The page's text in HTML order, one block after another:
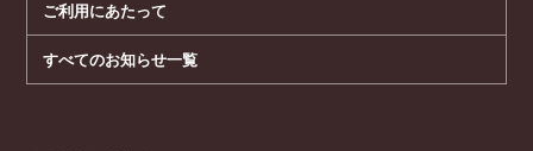
ご利用にあたって
すべてのお知らせ一覧